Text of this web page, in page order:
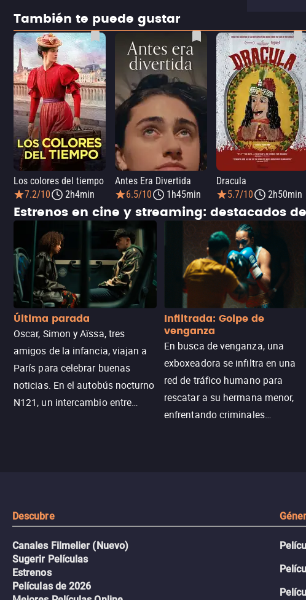
También te puede gustar
Los colores del tiempo
7.2/10
2h4min
Antes Era Divertida
6.5/10
1h45min
Dracula
5.7/10
2h50min
Estrenos en cine y streaming: destacados
Última parada
Oscar, Simon y Aïssa, tres
amigos de la infancia, viajan a
París para celebrar buenas
noticias. En el autobús nocturno
N121, un intercambio entre
Infiltrada: Golpe de
venganza
En busca de venganza, una
exboxeadora se infiltra en una
red de tráfico humano para
rescatar a su hermana menor,
enfrentando criminales
Descubre
Canales Filmelier (Nuevo)
Sugerir Películas
Estrenos
Películas de 2026